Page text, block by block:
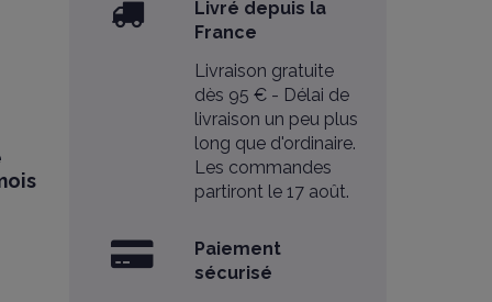
Livré depuis la
France
Livraison gratuite
dès 95 € - Délai de
livraison un peu plus
long que d'ordinaire.
Les commandes
partiront le 17 août.
Paiement
sécurisé